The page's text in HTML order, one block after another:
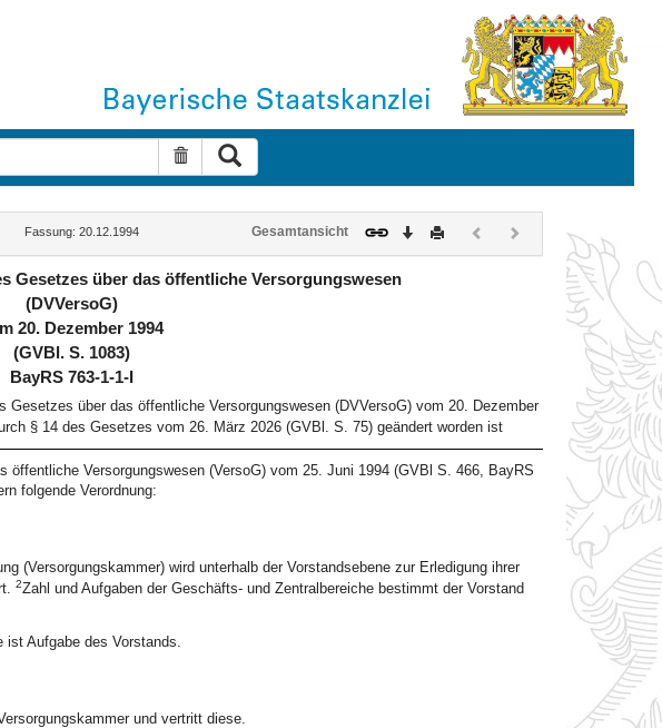
Suche zurücksetzen
Fassung: 20.12.1994 Gesamtansicht Download
DruckenVorherigesNächstes
Dokument
(inaktiv)
Gesetzes über das öffentliche Versorgungswesen
(DVVersoG)
20. Dezember 1994
(GVBl. S. 1083)
BayRS 763-1-1-I
Gesetzes über das öffentliche Versorgungswesen (DVVersoG) vom 20. Dezember
§ 14 des Gesetzes vom 26. März 2026 (GVBl. S. 75) geändert worden ist
Versorgungswesen (VersoG) vom 25. Juni 1994 (GVBl S. 466, BayRS
folgende Verordnung:
(Versorgungskammer) wird unterhalb der Vorstandsebene zur Erledigung ihrer
2Zahl und Aufgaben der Geschäfts- und Zentralbereiche bestimmt der Vorstand
ist Aufgabe des Vorstands.
und vertritt diese.